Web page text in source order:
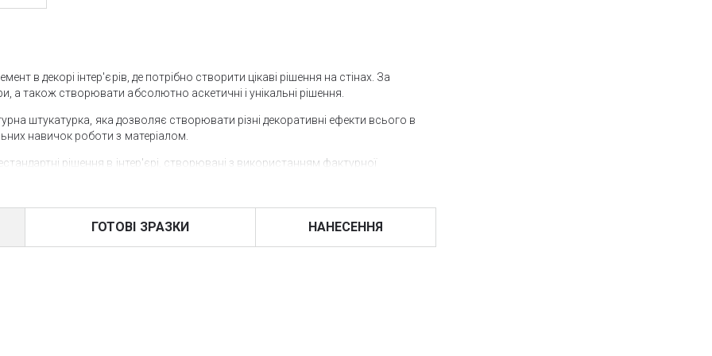
в декорі інтер'єрів, де потрібно створити цікаві рішення на стінах. За
а також створювати абсолютно аскетичні і унікальні рішення.
штукатурка, яка дозволяє створювати різні декоративні ефекти всього в
навичок роботи з матеріалом.
рішення в інтер'єрі, створювані з використанням фактурної
і ненав'язлива фактура може підійти як для сучасних інтер'єрів, так і
також на висоті, поверхня стійка до жорстких експлуатаційних умов,
фарби і штукатурки в радах розділі нашого сайту і виконати декор
ГОТОВІ ЗРАЗКИ НАНЕСЕННЯ